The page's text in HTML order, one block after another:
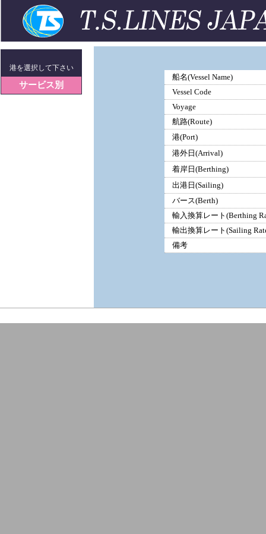
港を選択して下さい
サービス別
船名(Vessel Name)
Vessel Code
Voyage
航路(Route)
港(Port)
港外日(Arrival)
着岸日(Berthing)
出港日(Sailing)
バース(Berth)
輸入換算レート(Berthing
輸出換算レート(Sailing
備考